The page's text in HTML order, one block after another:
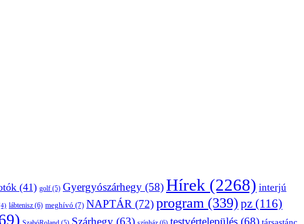
(41) golf (5) Gyergyószárhegy (58)Hírek (2268) interjú
lábtenisz (6) meghívó (7) NAPTÁR (72)program (339) pz (116)
Szárhegy (63) testvértelepülés (68)